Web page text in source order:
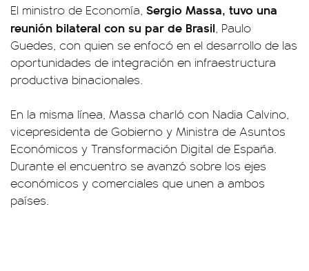
El ministro de Economía, Sergio Massa, tuvo una
reunión bilateral con su par de Brasil, Paulo
Guedes, con quien se enfocó en el desarrollo de las
oportunidades de integración en infraestructura
productiva binacionales.
En la misma línea, Massa charló con Nadia Calvino,
vicepresidenta de Gobierno y Ministra de Asuntos
Económicos y Transformación Digital de España.
Durante el encuentro se avanzó sobre los ejes
económicos y comerciales que unen a ambos
países.